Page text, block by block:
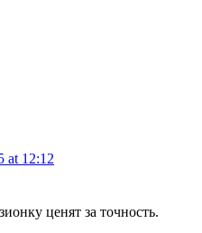
at 12:12
ценят за точность.